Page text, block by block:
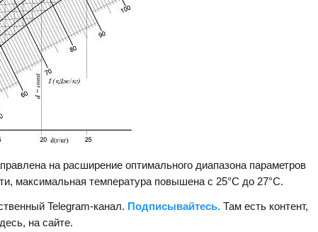
на расширение оптимального диапазона параметров
максимальная температура повышена с 25°С до 27°С.
Telegram-канал. Подписывайтесь. Там есть контент,
на сайте.